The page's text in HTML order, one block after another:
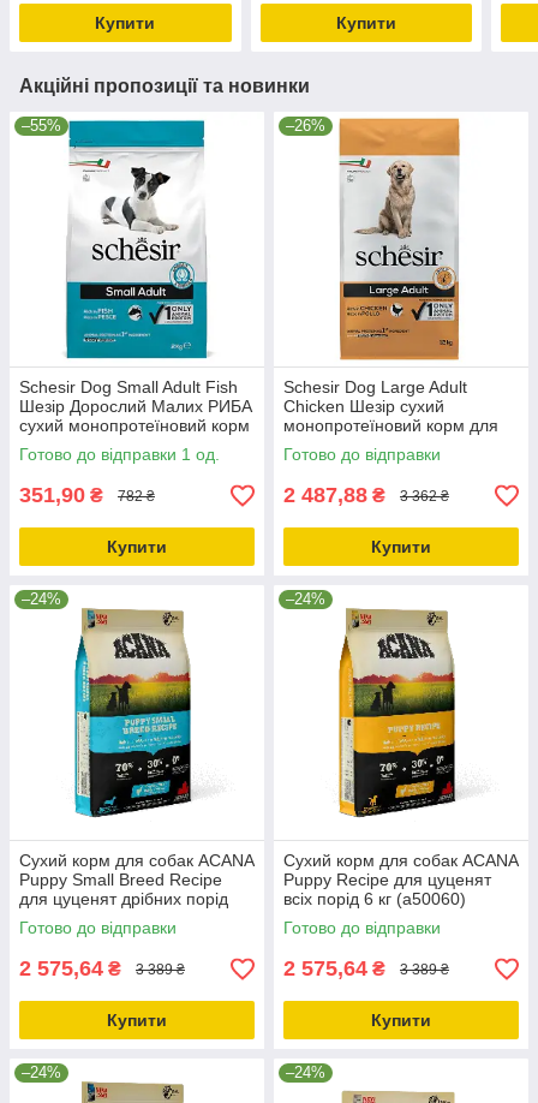
Купити Купити
Акційні пропозиції та новинки
–55%
Schesir Dog Small Adult Fish
Шезір Дорослий Малих РИБА
сухий монопротеїновий корм
для собак Малих порід
2кг_ДО 11.10.25
Готово до відправки 1 од.
351,90 ₴ 782 ₴
Купити
–26%
Schesir Dog Large Adult
Chicken Шезір сухий
монопротеїновий корм для
собак великих порід 12кг
Готово до відправки
2 487,88 ₴ 3 362 ₴
Купити
–24%
Сухий корм для собак ACANA
Puppy Small Breed Recipe
для цуценят дрібних порід
6.0 кг (a50260)
Готово до відправки
2 575,64 ₴ 3 389 ₴
Купити
–24%
Сухий корм для собак ACANA
Puppy Recipe для цуценят
всіх порід 6 кг (a50060)
Готово до відправки
2 575,64 ₴ 3 389 ₴
Купити
–24% –24%